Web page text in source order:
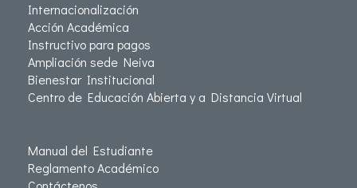
Internacionalización
Acción Académica
Instructivo para pagos
Ampliación sede Neiva
Bienestar Institucional
Centro de Educación Abierta y a Distancia Virtual
Manual del Estudiante
Reglamento Académico